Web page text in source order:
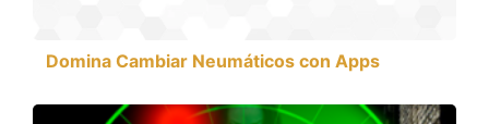
Domina Cambiar Neumáticos con Apps